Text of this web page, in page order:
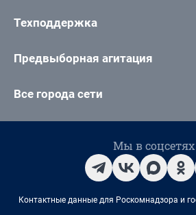
Техподдержка
Предвыборная агитация
Все города сети
Мы в соцсетях
Контактные данные для Роскомнадзора и